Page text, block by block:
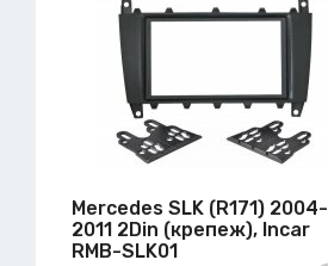
Mercedes SLK (R171) 2004-
2011 2Din (крепеж), Incar
RMB-SLK01